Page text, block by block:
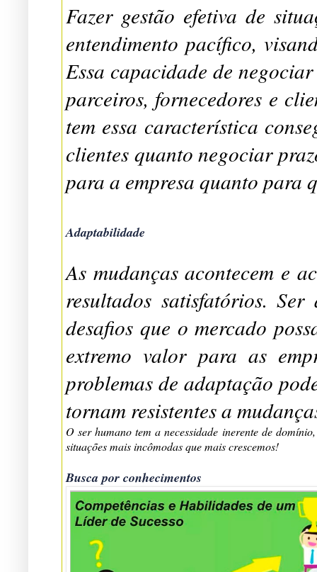
Fazer gestão efetiva de
entendimento pacífico,
Essa capacidade de
parceiros, fornecedores e
tem essa característica
clientes quanto negociar
para a empresa quanto para
Adaptabilidade
As mudanças acontecem e
resultados satisfatórios.
desafios que o mercado
extremo valor para as
problemas de adaptação
tornam resistentes a
O ser humano tem a necessidade inerente de
situações mais incômodas que mais crescemos!
Busca por conhecimentos